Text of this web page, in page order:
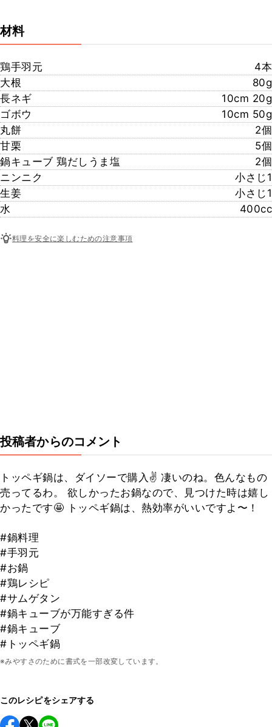
材料
鶏手羽元
4本
大根
80g
長ネギ
10cm 20g
ゴボウ
10cm 50g
丸餅
2個
甘栗
5個
鍋キューブ 鶏だしうま塩
2個
ニンニク
小さじ1
生姜
小さじ1
水
400cc
料理を安全に楽しむための注意事項
投稿者からのコメント
トッペギ鍋は、ダイソーで購入✌️ 凄いのね。色んなもの
売ってるわ。 欲しかったお鍋なので、見つけた時は嬉し
かったです🤩 トッペギ鍋は、熱効率がいいですよ〜！
#鍋料理
#手羽元
#お鍋
#鶏レシピ
#サムゲタン
#鍋キューブが万能すぎる件
#鍋キューブ
#トッペギ鍋
※みやすさのために書式を一部改変しています。
このレシピをシェアする